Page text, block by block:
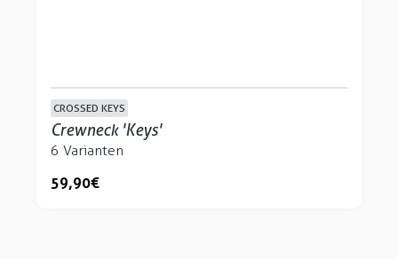
CROSSED KEYS
Crewneck 'Keys'
6 Varianten
59,90 €